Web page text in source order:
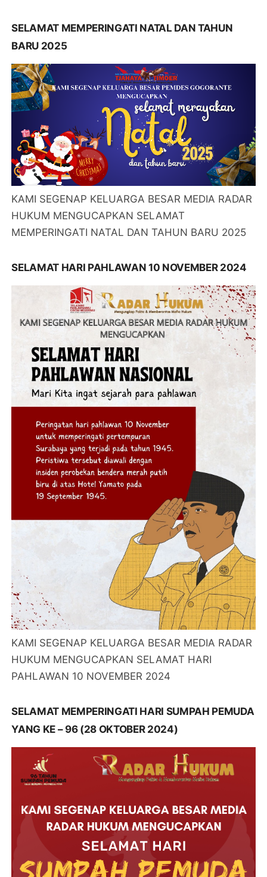
SELAMAT MEMPERINGATI NATAL DAN TAHUN
BARU 2025
KAMI SEGENAP KELUARGA BESAR MEDIA RADAR
HUKUM MENGUCAPKAN SELAMAT
MEMPERINGATI NATAL DAN TAHUN BARU 2025
SELAMAT HARI PAHLAWAN 10 NOVEMBER 2024
KAMI SEGENAP KELUARGA BESAR MEDIA RADAR
HUKUM MENGUCAPKAN SELAMAT HARI
PAHLAWAN 10 NOVEMBER 2024
SELAMAT MEMPERINGATI HARI SUMPAH PEMUDA
YANG KE – 96 (28 OKTOBER 2024)